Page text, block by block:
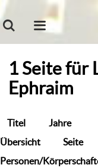
1 Seitefür
Ephraim
Titel
Jahre
Übersicht
Seite
Personen/